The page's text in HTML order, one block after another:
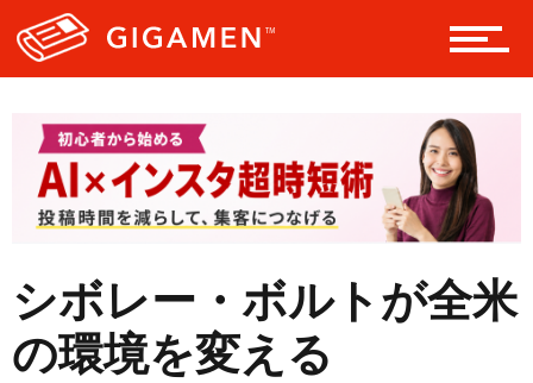
ヘルス・健康
スタイル
シボレー・ボルトが全米
の環境を変える